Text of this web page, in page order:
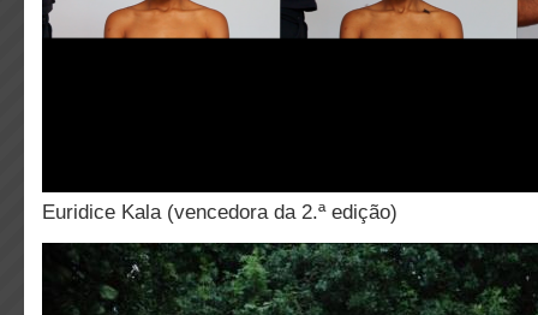
Euridice Kala (vencedora da 2.ª edição)